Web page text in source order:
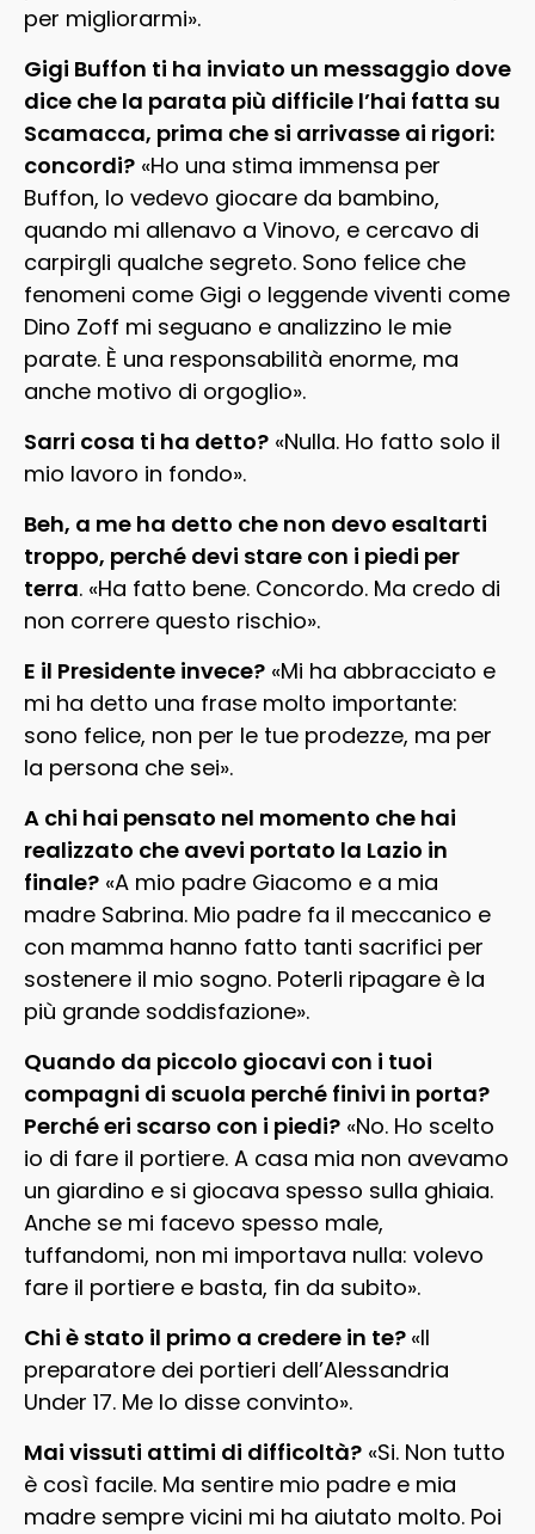
per migliorarmi».
Gigi Buffon ti ha inviato un messaggio dove
dice che la parata più difficile l’hai fatta su
Scamacca, prima che si arrivasse ai rigori:
concordi? «Ho una stima immensa per
Buffon, lo vedevo giocare da bambino,
quando mi allenavo a Vinovo, e cercavo di
carpirgli qualche segreto. Sono felice che
fenomeni come Gigi o leggende viventi come
Dino Zoff mi seguano e analizzino le mie
parate. È una responsabilità enorme, ma
anche motivo di orgoglio».
Sarri cosa ti ha detto? «Nulla. Ho fatto solo il
mio lavoro in fondo».
Beh, a me ha detto che non devo esaltarti
troppo, perché devi stare con i piedi per
terra. «Ha fatto bene. Concordo. Ma credo di
non correre questo rischio».
E il Presidente invece? «Mi ha abbracciato e
mi ha detto una frase molto importante:
sono felice, non per le tue prodezze, ma per
la persona che sei».
A chi hai pensato nel momento che hai
realizzato che avevi portato la Lazio in
finale? «A mio padre Giacomo e a mia
madre Sabrina. Mio padre fa il meccanico e
con mamma hanno fatto tanti sacrifici per
sostenere il mio sogno. Poterli ripagare è la
più grande soddisfazione».
Quando da piccolo giocavi con i tuoi
compagni di scuola perché finivi in porta?
Perché eri scarso con i piedi? «No. Ho scelto
io di fare il portiere. A casa mia non avevamo
un giardino e si giocava spesso sulla ghiaia.
Anche se mi facevo spesso male,
tuffandomi, non mi importava nulla: volevo
fare il portiere e basta, fin da subito».
Chi è stato il primo a credere in te? «Il
preparatore dei portieri dell’Alessandria
Under 17. Me lo disse convinto».
Mai vissuti attimi di difficoltà? «Si. Non tutto
è così facile. Ma sentire mio padre e mia
madre sempre vicini mi ha aiutato molto. Poi